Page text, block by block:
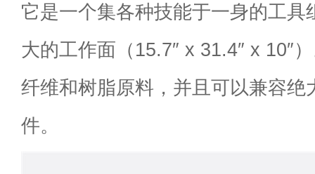
它是一个集各种技能于一身的工具
大的工作面（15.7″ x 31.4″ x 10″
纤维和树脂原料，并且可以兼容绝
件。